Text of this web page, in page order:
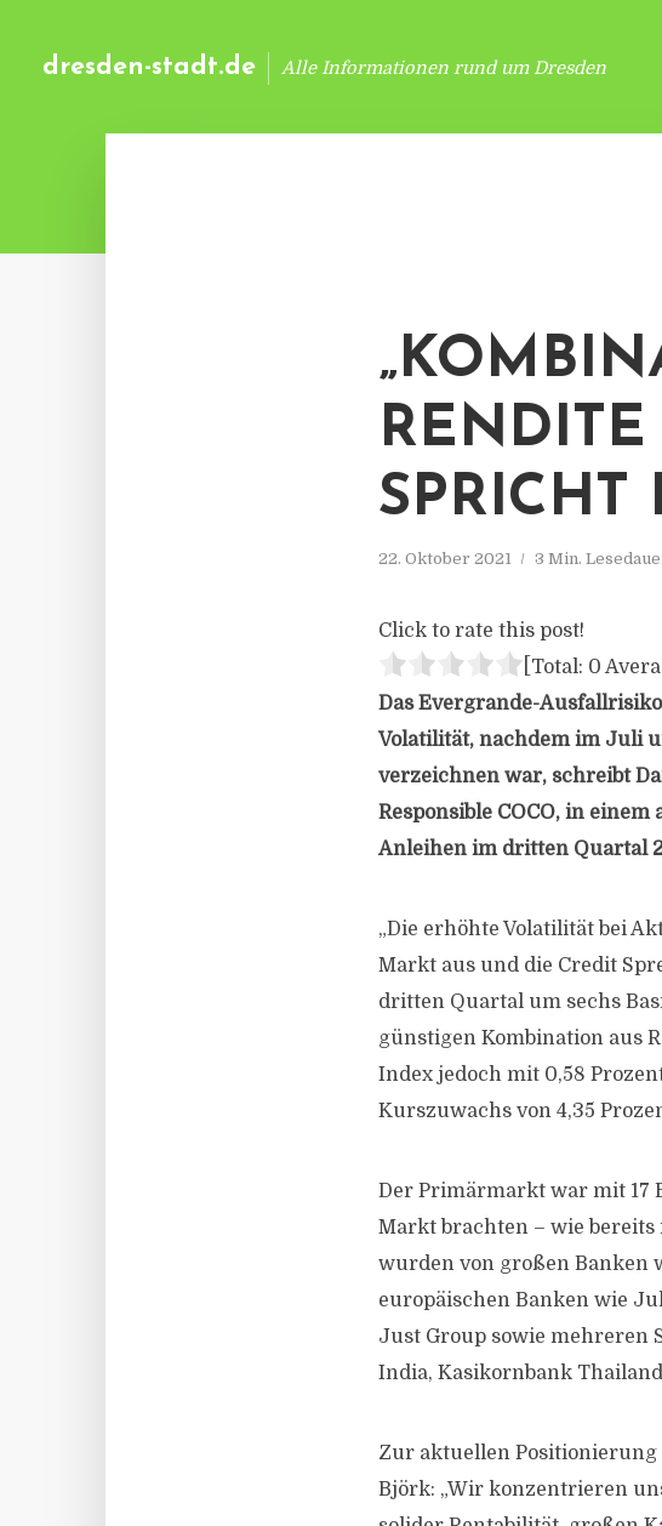
dresden-stadt.de Alle Informationen rund um Dresden
SPRICHT
22. Oktober 2021 3 Min.
Click to rate this post!
[Total: 0
Das Evergrande-
Volatilität, nachdem im Juli
verzeichnen war, schreibt
Responsible COCO, in
Anleihen im dritten Quartal
„Die erhöhte Volatilität bei
Markt aus und die Credit
dritten Quartal um sechs
günstigen Kombination aus
Index jedoch mit 0,58
Kurszuwachs von 4,35
Der Primärmarkt war mit 17
Markt brachten – wie bereits
wurden von großen Banken
europäischen Banken wie
Just Group sowie mehreren
India, Kasikornbank
Zur aktuellen Positionierung
Björk: „Wir konzentrieren